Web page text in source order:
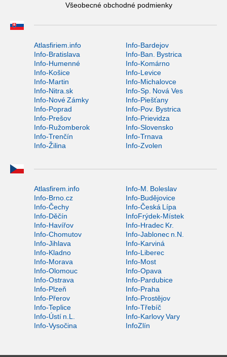
Všeobecné obchodné podmienky
Atlasfiriem.info
Info-Bardejov
Info-Bratislava
Info-Ban. Bystrica
Info-Humenné
Info-Komárno
Info-Košice
Info-Levice
Info-Martin
Info-Michalovce
Info-Nitra.sk
Info-Sp. Nová Ves
Info-Nové Zámky
Info-Piešťany
Info-Poprad
Info-Pov. Bystrica
Info-Prešov
Info-Prievidza
Info-Ružomberok
Info-Slovensko
Info-Trenčín
Info-Trnava
Info-Žilina
Info-Zvolen
Atlasfirem.info
Info-M. Boleslav
Info-Brno.cz
Info-Budějovice
Info-Čechy
Info-Česká Lípa
Info-Děčín
InfoFrýdek-Místek
Info-Havířov
Info-Hradec Kr.
Info-Chomutov
Info-Jablonec n.N.
Info-Jihlava
Info-Karviná
Info-Kladno
Info-Liberec
Info-Morava
Info-Most
Info-Olomouc
Info-Opava
Info-Ostrava
Info-Pardubice
Info-Plzeň
Info-Praha
Info-Přerov
Info-Prostějov
Info-Teplice
Info-Třebíč
Info-Ústí n.L.
Info-Karlovy Vary
Info-Vysočina
InfoZlín